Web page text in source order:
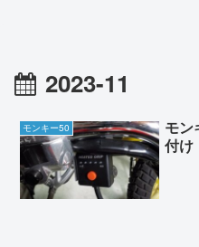
2023-11
モンキー50
モン
付け